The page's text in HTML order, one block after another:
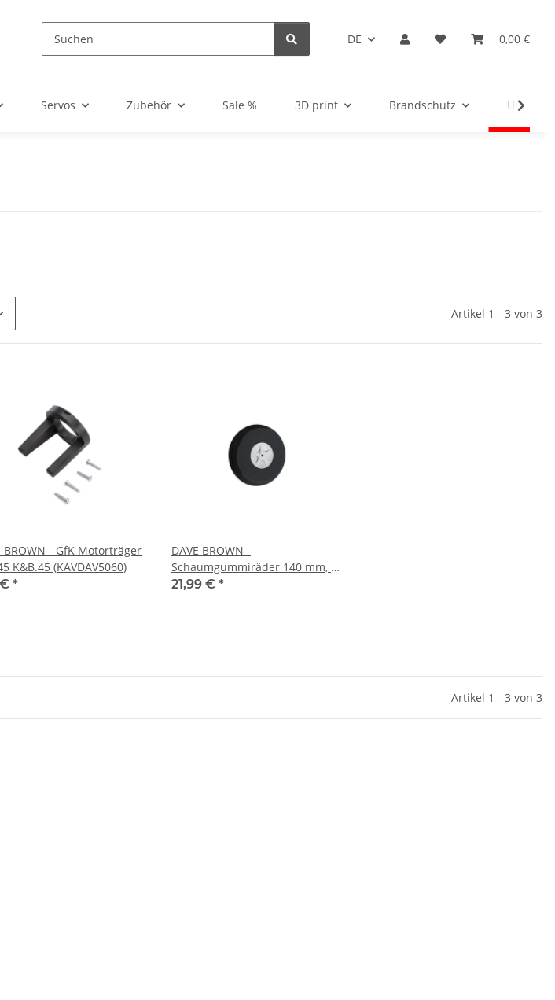
DE 0,00 €
Servos Zubehör Sale % 3D print Brandschutz
Artikel 1 - 3 von 3
BROWN - GfK Motorträger
K&B.45 (KAVDAV5060)
*
DAVE BROWN -
Schaumgummiräder 140 mm, 2
stück (KAVDAV5755)
21,99 € *
Artikel 1 - 3 von 3